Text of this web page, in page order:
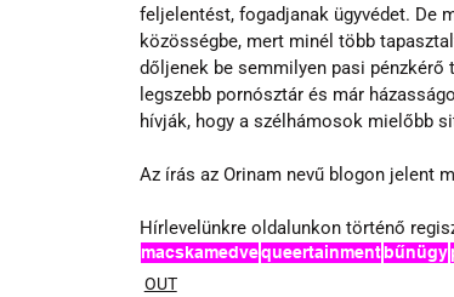
feljelentést, fogadjanak ügyvédet. De
közösségbe, mert minél több
dőljenek be semmilyen pasi pénzkérő
legszebb pornósztár és már
hívják, hogy a szélhámosok mielőbb
Az írás az Orinam nevű blogon jelent
Hírlevelünkre oldalunkon történő
macskamedvequeertainmentbűnügy
OUT